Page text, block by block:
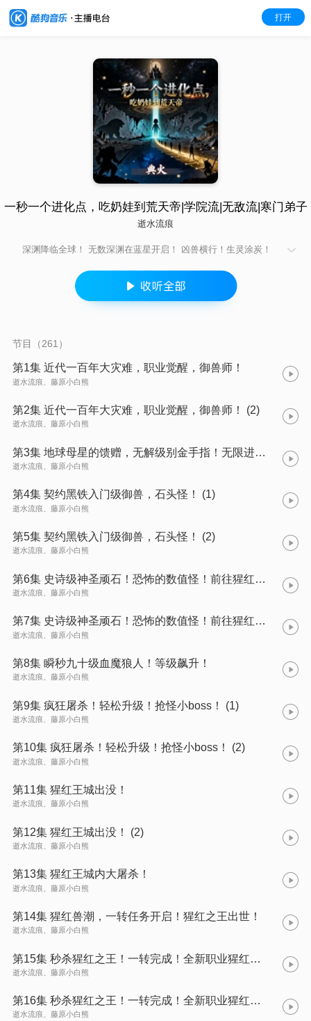
打开
一秒一个进化点，吃奶娃到荒天帝|学院流|无敌流|寒门弟子
逝水流痕
深渊降临全球！ 无数深渊在蓝星开启！ 凶兽横行！生灵涂炭！
尽千辛万苦，死伤无数，最终将凶兽打回了深渊之中，才保住了
人类的火种延续至今！ 自此全民进入转职时代！并于星空外族接
轨！ 近代一百年，人族发展迎来大爆发！ 李飞穿越而来，高考来
可以获得一个进化点！ 从此黑铁级御兽物美价廉！ ..... 从黑铁级
【石头怪】到禁忌级【打神石】 从黑铁级【剑草怪】到禁忌级
【九叶剑草】 从黑铁级【蚂蚁怪】到禁忌级【天角蚁】 从黑铁级
【黑狗怪】到禁忌级【九幽獓】 从黑铁级【蛄虫怪】到禁忌级
【蛄族】 从黑铁级【麟犬怪】到禁忌级【麒麟】 从黑铁级【昆鸟
从黑铁级【红鸟怪】到禁忌级【真凰】 从黑铁级【小蛇】到禁忌
级【真龙】 从黑铁级【柳树】到禁忌级【柳神】 从黑铁级【吃奶
临，他一人打穿所有天骄，成为这个时代年轻一辈无法跨越的
节目（261）
第1集 近代一百年大灾难，职业觉醒，御兽师！
逝水流痕、藤原小白熊
第2集 近代一百年大灾难，职业觉醒，御兽师！ (2)
逝水流痕、藤原小白熊
第3集 地球母星的馈赠，无解级别金手指！无限进化！
逝水流痕、藤原小白熊
第4集 契约黑铁入门级御兽，石头怪！ (1)
逝水流痕、藤原小白熊
第5集 契约黑铁入门级御兽，石头怪！ (2)
逝水流痕、藤原小白熊
第6集 史诗级神圣顽石！恐怖的数值怪！前往猩红深渊刷怪升级！ (1)
逝水流痕、藤原小白熊
第7集 史诗级神圣顽石！恐怖的数值怪！前往猩红深渊刷怪升级！ (2)
逝水流痕、藤原小白熊
第8集 瞬秒九十级血魔狼人！等级飙升！
逝水流痕、藤原小白熊
第9集 疯狂屠杀！轻松升级！抢怪小boss！ (1)
逝水流痕、藤原小白熊
第10集 疯狂屠杀！轻松升级！抢怪小boss！ (2)
逝水流痕、藤原小白熊
第11集 猩红王城出没！
逝水流痕、藤原小白熊
第12集 猩红王城出没！ (2)
逝水流痕、藤原小白熊
第13集 猩红王城内大屠杀！
逝水流痕、藤原小白熊
第14集 猩红兽潮，一转任务开启！猩红之王出世！
逝水流痕、藤原小白熊
第15集 秒杀猩红之王！一转完成！全新职业猩红主宰！ (1)
逝水流痕、藤原小白熊
第16集 秒杀猩红之王！一转完成！全新职业猩红主宰！ (2)
逝水流痕、藤原小白熊